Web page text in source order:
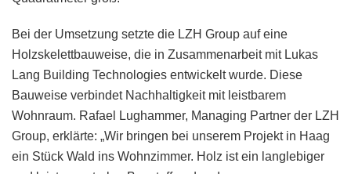
Bei der Umsetzung setzte die LZH Group auf eine
Holzskelettbauweise, die in Zusammenarbeit mit Lukas
Lang Building Technologies entwickelt wurde. Diese
Bauweise verbindet Nachhaltigkeit mit leistbarem
Wohnraum. Rafael Lughammer, Managing Partner der LZH
Group, erklärte: „Wir bringen bei unserem Projekt in Haag
ein Stück Wald ins Wohnzimmer. Holz ist ein langlebiger